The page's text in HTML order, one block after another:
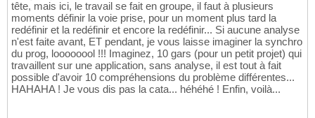
tête, mais ici, le travail se fait en groupe, il faut à plusieurs
moments définir la voie prise, pour un moment plus tard la
redéfinir et la redéfinir et encore la redéfinir... Si aucune analyse
n'est faite avant, ET pendant, je vous laisse imaginer la synchro
du prog, loooooool !!! Imaginez, 10 gars (pour un petit projet) qui
travaillent sur une application, sans analyse, il est tout à fait
possible d'avoir 10 compréhensions du problème différentes...
HAHAHA ! Je vous dis pas la cata... héhéhé ! Enfin, voilà...